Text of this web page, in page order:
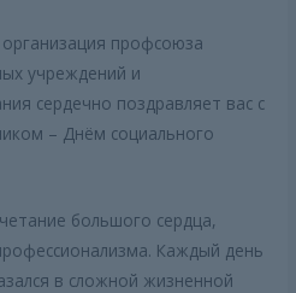
профсоюза
учреждений и
сердечно поздравляет вас с
– Днём социального
большого сердца,
Каждый день
в сложной жизненной